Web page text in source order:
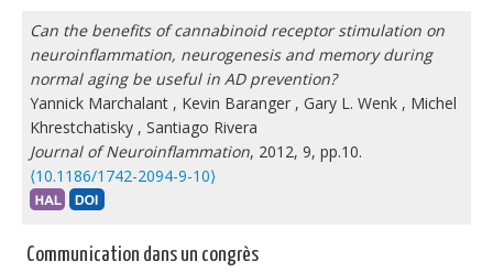
Can the benefits of cannabinoid receptor stimulation on
neuroinflammation, neurogenesis and memory during
normal aging be useful in AD prevention?
Yannick Marchalant , Kevin Baranger , Gary L. Wenk , Michel
Khrestchatisky , Santiago Rivera
Journal of Neuroinflammation, 2012, 9, pp.10.
⟨10.1186/1742-2094-9-10⟩
Communication dans un congrès